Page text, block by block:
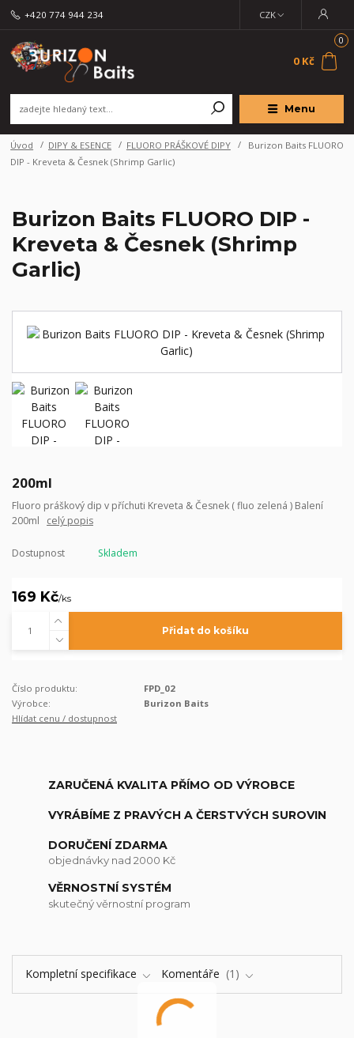
Menu
CZK
+420 774 944 234
0
0 Kč
Úvod DIPY & ESENCE FLUORO PRÁŠKOVÉ DIPY
Burizon Baits FLUORO
DIP - Kreveta & Česnek (Shrimp Garlic)
Burizon Baits FLUORO DIP -
Kreveta & Česnek (Shrimp
Garlic)
200ml
Fluoro práškový dip v příchuti Kreveta & Česnek ( fluo zelená ) Balení
200ml celý popis
Dostupnost Skladem
169 Kč/ks
Přidat do košíku
Číslo produktu:
FPD_02
Výrobce:
Burizon Baits
Hlídat cenu / dostupnost
ZARUČENÁ KVALITA PŘÍMO OD VÝROBCE
VYRÁBÍME Z PRAVÝCH A ČERSTVÝCH SUROVIN
DORUČENÍ ZDARMA
objednávky nad 2000 Kč
VĚRNOSTNÍ SYSTÉM
skutečný věrnostní program
Kompletní specifikace Komentáře 1